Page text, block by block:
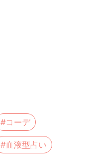
#コーデ
#血液型占い